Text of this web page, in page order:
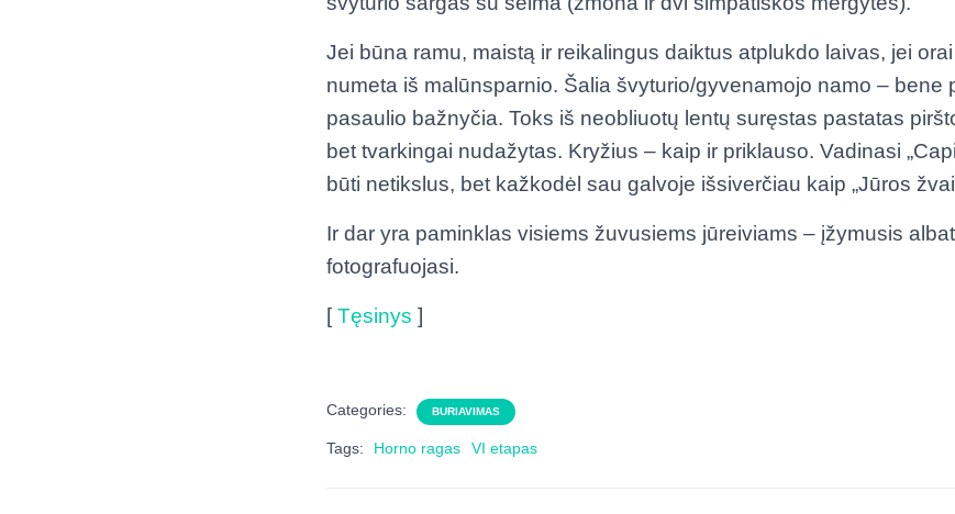
Jei būna ramu, maistą ir reikalingus daiktus atplukdo laivas, jei
numeta iš malūnsparnio. Šalia švyturio/gyvenamojo namo – bene
pasaulio bažnyčia. Toks iš neobliuotų lentų suręstas pastatas
bet tvarkingai nudažytas. Kryžius – kaip ir priklauso. Vadinasi
būti netikslus, bet kažkodėl sau galvoje išsiverčiau kaip „Jūros
Ir dar yra paminklas visiems žuvusiems jūreiviams – įžymusis
fotografuojasi.
[Tęsinys ]
Categories: BURIAVIMAS
Tags: Horno ragas VI etapas